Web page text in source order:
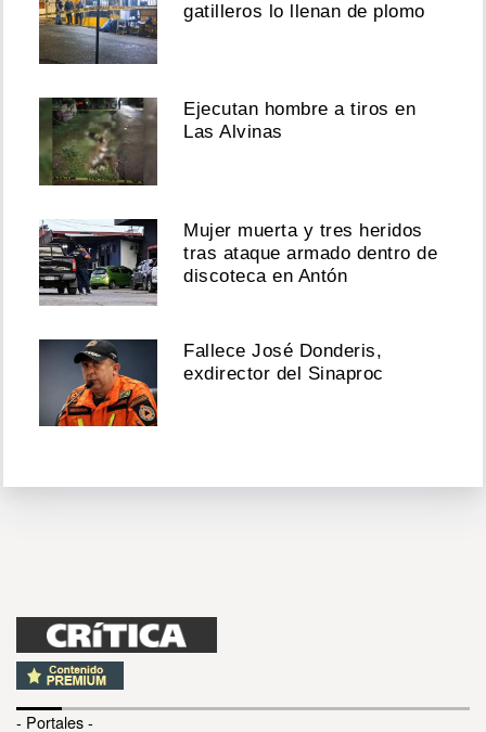
gatilleros lo llenan de plomo
Ejecutan hombre a tiros en
Las Alvinas
Mujer muerta y tres heridos
tras ataque armado dentro de
discoteca en Antón
Fallece José Donderis,
exdirector del Sinaproc
- Portales -